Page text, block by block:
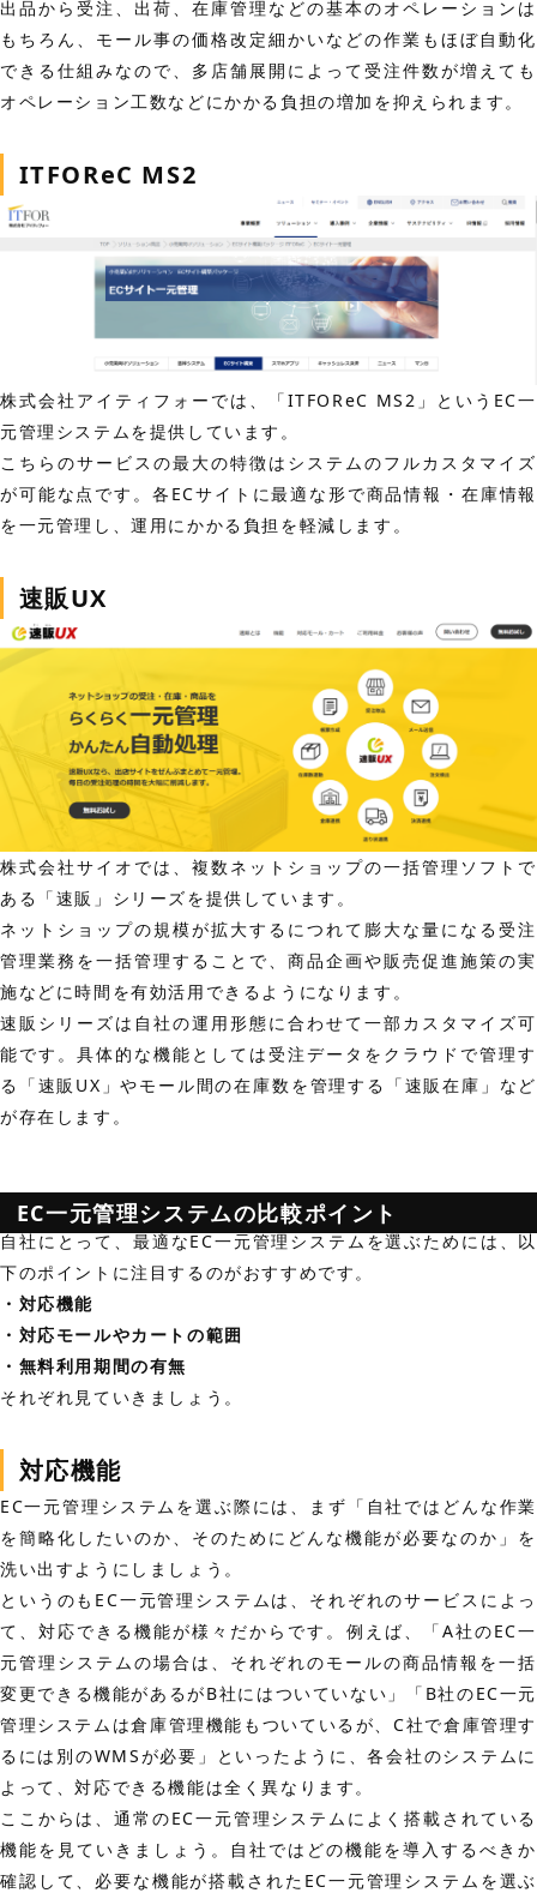
出品から受注、出荷、在庫管理などの基本のオペレーションは
もちろん、モール事の価格改定細かいなどの作業もほぼ自動化
できる仕組みなので、多店舗展開によって受注件数が増えても
オペレーション工数などにかかる負担の増加を抑えられます。
ITFOReC MS2
株式会社アイティフォーでは、「ITFOReC MS2」というEC一
元管理システムを提供しています。
こちらのサービスの最大の特徴はシステムのフルカスタマイズ
が可能な点です。各ECサイトに最適な形で商品情報・在庫情報
を一元管理し、運用にかかる負担を軽減します。
速販UX
株式会社サイオでは、複数ネットショップの一括管理ソフトで
ある「速販」シリーズを提供しています。
ネットショップの規模が拡大するにつれて膨大な量になる受注
管理業務を一括管理することで、商品企画や販売促進施策の実
施などに時間を有効活用できるようになります。
速販シリーズは自社の運用形態に合わせて一部カスタマイズ可
能です。具体的な機能としては受注データをクラウドで管理す
る「速販UX」やモール間の在庫数を管理する「速販在庫」など
が存在します。
EC一元管理システムの比較ポイント
自社にとって、最適なEC一元管理システムを選ぶためには、以
下のポイントに注目するのがおすすめです。
・対応機能
・対応モールやカートの範囲
・無料利用期間の有無
それぞれ見ていきましょう。
対応機能
EC一元管理システムを選ぶ際には、まず「自社ではどんな作業
を簡略化したいのか、そのためにどんな機能が必要なのか」を
洗い出すようにしましょう。
というのもEC一元管理システムは、それぞれのサービスによっ
て、対応できる機能が様々だからです。例えば、「A社のEC一
元管理システムの場合は、それぞれのモールの商品情報を一括
変更できる機能があるがB社にはついていない」「B社のEC一元
管理システムは倉庫管理機能もついているが、C社で倉庫管理す
るには別のWMSが必要」といったように、各会社のシステムに
よって、対応できる機能は全く異なります。
ここからは、通常のEC一元管理システムによく搭載されている
機能を見ていきましょう。自社ではどの機能を導入するべきか
確認して、必要な機能が搭載されたEC一元管理システムを選ぶ